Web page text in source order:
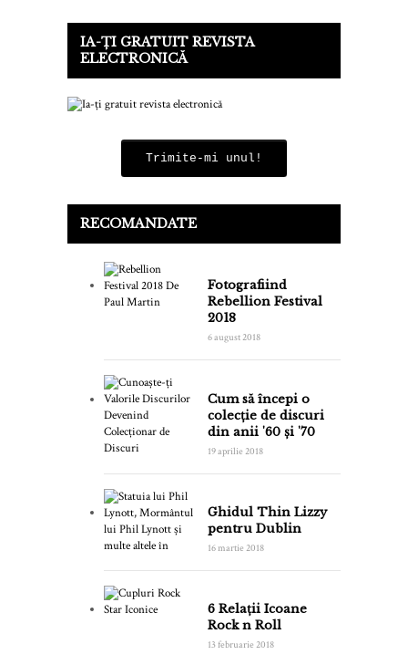
IA-ȚI GRATUIT REVISTA
ELECTRONICĂ
Trimite-mi unul!
RECOMANDATE
Fotografiind
Rebellion Festival
2018
6 august 2018
Cum să începi o
colecție de discuri
din anii '60 și '70
19 aprilie 2018
Ghidul Thin Lizzy
pentru Dublin
16 martie 2018
6 Relații Icoane
Rock n Roll
13 februarie 2018